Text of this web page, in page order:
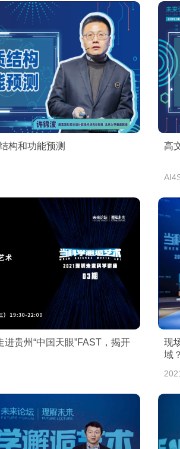
构和功能预测 高
进贵州“中国天眼”FAST，揭开
现
域
真